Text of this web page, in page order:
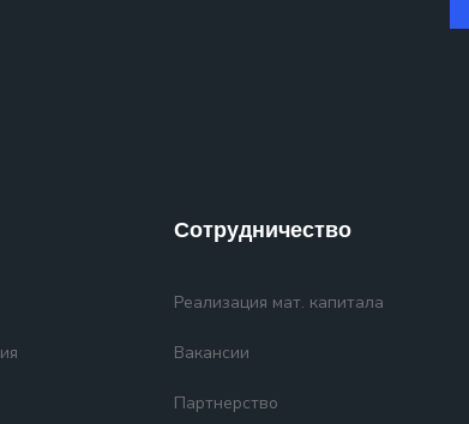
Сотрудничество
Реализация мат. капитала
Вакансии
Партнерство